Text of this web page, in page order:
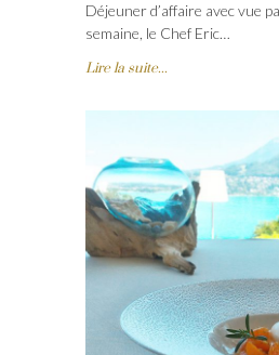
Déjeuner d’affaire avec vue
semaine, le Chef Eric…
Lire la suite...